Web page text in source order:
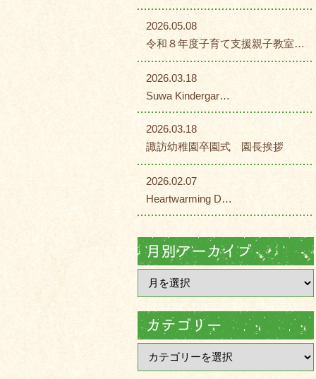
2026.05.08
令和８年度子育て支援親子教室…
2026.03.18
Suwa Kindergar…
2026.03.18
諏訪幼稚園卒園式 園長挨拶
2026.02.07
Heartwarming D…